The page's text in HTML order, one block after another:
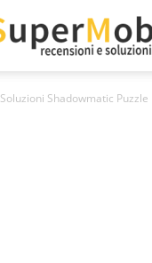
Soluzioni Shadowmatic